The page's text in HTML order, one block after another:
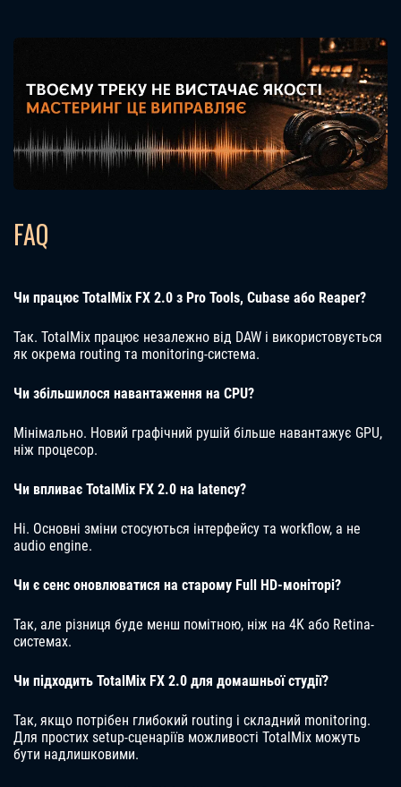
FAQ
Чи працює TotalMix FX 2.0 з Pro Tools, Cubase або Reaper?
Так. TotalMix працює незалежно від DAW і використовується
як окрема routing та monitoring-система.
Чи збільшилося навантаження на CPU?
Мінімально. Новий графічний рушій більше навантажує GPU,
ніж процесор.
Чи впливає TotalMix FX 2.0 на latency?
Ні. Основні зміни стосуються інтерфейсу та workflow, а не
audio engine.
Чи є сенс оновлюватися на старому Full HD-моніторі?
Так, але різниця буде менш помітною, ніж на 4K або Retina-
системах.
Чи підходить TotalMix FX 2.0 для домашньої студії?
Так, якщо потрібен глибокий routing і складний monitoring.
Для простих setup-сценаріїв можливості TotalMix можуть
бути надлишковими.